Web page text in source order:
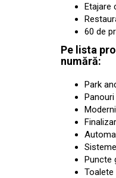
Etajare
60 de
Pe lista
numără:
Park
Puncte